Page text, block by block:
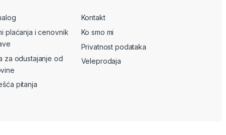
plaćanja i cenovnik
za odustajanje od
pitanja
Kontakt
Ko smo mi
Privatnost podataka
Veleprodaja